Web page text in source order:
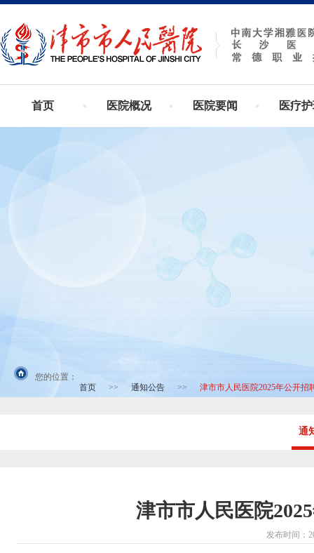
首页 医院概况 医院要闻 医疗
您的位置： 首页 >> 通知公告 >> 津市市人民医院2025年公开
通
津市市人民医院
发布时间